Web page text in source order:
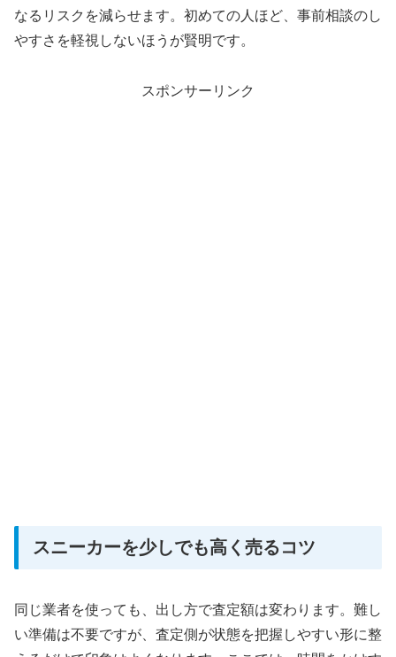
なるリスクを減らせます。初めての人ほど、事前相談のし
やすさを軽視しないほうが賢明です。
スポンサーリンク
スニーカーを少しでも高く売るコツ
同じ業者を使っても、出し方で査定額は変わります。難し
い準備は不要ですが、査定側が状態を把握しやすい形に整